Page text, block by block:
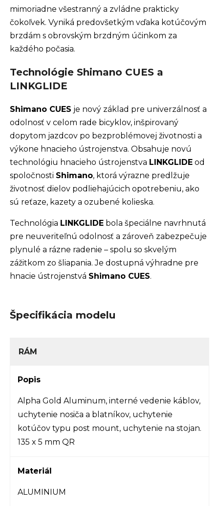
mimoriadne všestranný a zvládne prakticky
čokoľvek. Vyniká predovšetkým vďaka kotúčovým
brzdám s obrovským brzdným účinkom za
každého počasia.
Technológie Shimano CUES a
LINKGLIDE
Shimano CUES je nový základ pre univerzálnosť a
odolnosť v celom rade bicyklov, inšpirovaný
dopytom jazdcov po bezproblémovej životnosti a
výkone hnacieho ústrojenstva. Obsahuje novú
technológiu hnacieho ústrojenstva LINKGLIDE od
spoločnosti Shimano, ktorá výrazne predlžuje
životnosť dielov podliehajúcich opotrebeniu, ako
sú reťaze, kazety a ozubené kolieska.
Technológia LINKGLIDE bola špeciálne navrhnutá
pre neuveriteľnú odolnosť a zároveň zabezpečuje
plynulé a rázne radenie – spolu so skvelým
zážitkom zo šliapania. Je dostupná výhradne pre
hnacie ústrojenstvá Shimano CUES.
Špecifikácia modelu
RÁM
Popis
Alpha Gold Aluminum, interné vedenie káblov,
uchytenie nosiča a blatníkov, uchytenie
kotúčov typu post mount, uchytenie na stojan.
135 x 5 mm QR
Materiál
ALUMINIUM